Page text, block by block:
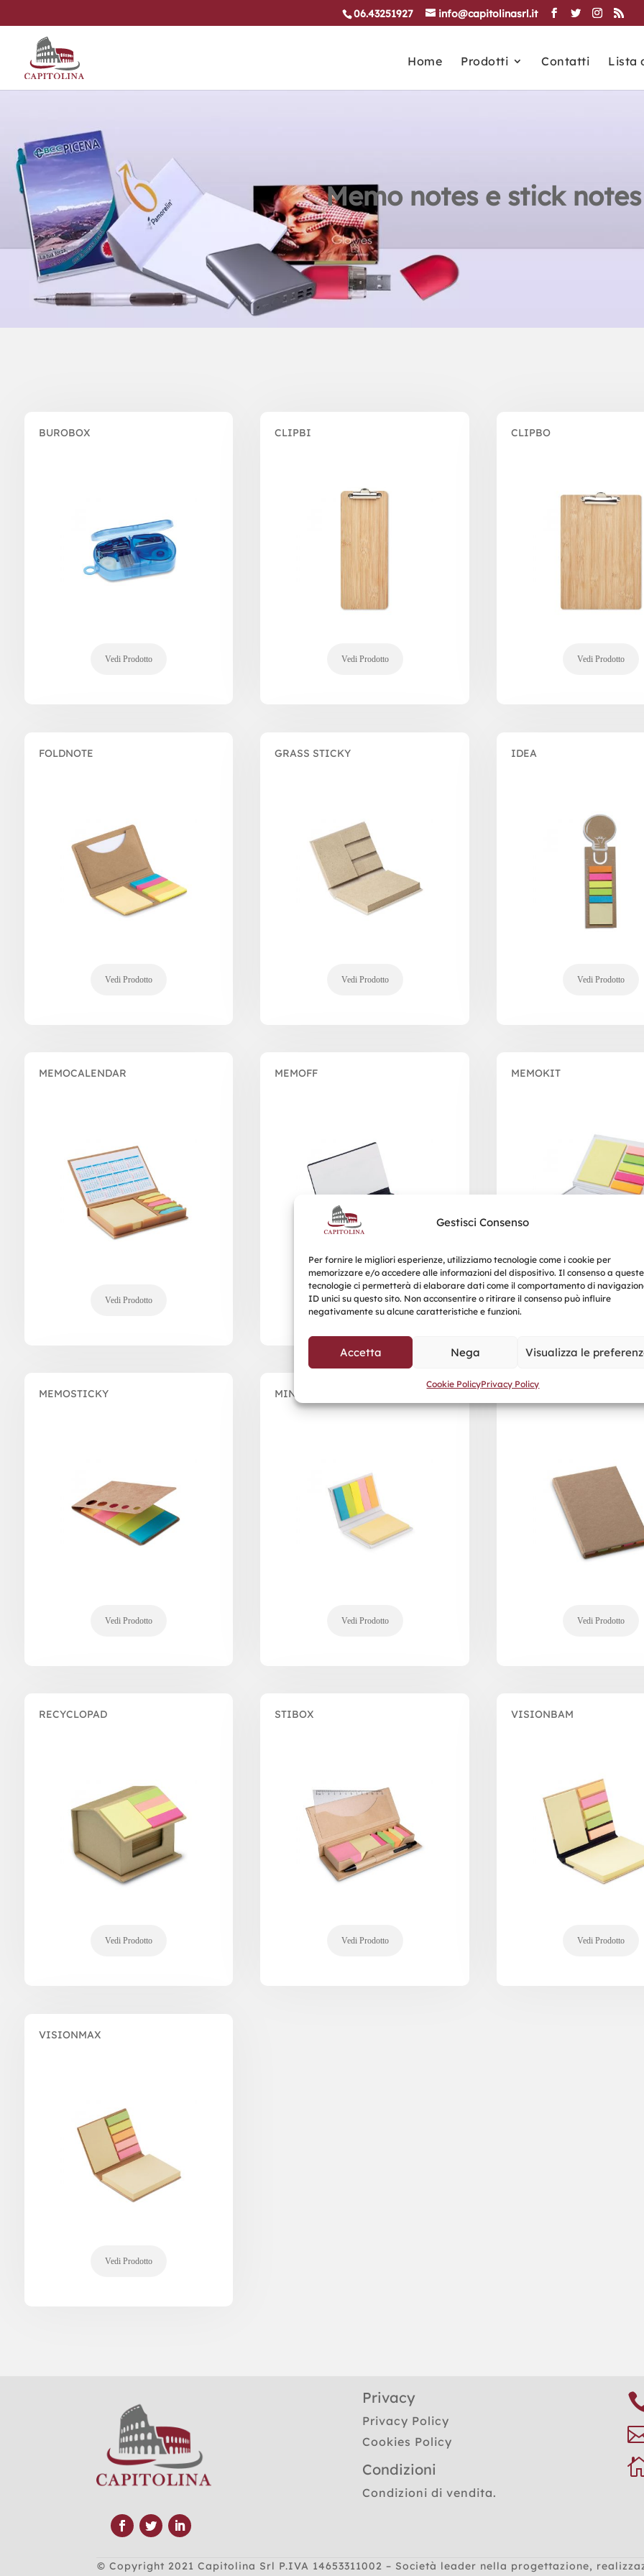
Gestisci Consenso
Per fornire le migliori esperienze, utilizziamo tecnologie come i cookie per
memorizzare e/o accedere alle informazioni del dispositivo. Il consenso a queste
tecnologie ci permetterà di elaborare dati come il comportamento di
ID unici su questo sito. Non acconsentire o ritirare il consenso può influire
negativamente su alcune caratteristiche e funzioni.
Accetta Nega Visualizza le
Cookie PolicyPrivacy Policy
06.43251927 info@capitolinasrl.it
Home Prodotti Contatti Lista
Memo notes e stick notes
BUROBOX CLIPBI CLIPBO
FOLDNOTE GRASS STICKY IDEA
MEMOCALENDAR MEMOFF MEMOKIT
MEMOSTICKY MINI VISIONMAX RECYCLO
RECYCLOPAD STIBOX VISIONBAM
VISIONMAX
Privacy
Privacy Policy
Cookies Policy
Condizioni
Condizioni di vendita.
© Copyright 2021 Capitolina Srl P.IVA 14653311002 – Società leader nella progettazione,